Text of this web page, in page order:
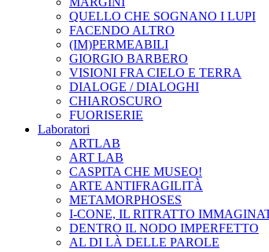
QUELLO CHE SOGNANO I LUPI
FACENDO ALTRO
(IM)PERMEABILI
GIORGIO BARBERO
VISIONI FRA CIELO E TERRA
DIALOGE / DIALOGHI
CHIAROSCURO
FUORISERIE
Laboratori
ARTLAB
ART LAB
CASPITA CHE MUSEO!
ARTE ANTIFRAGILITÀ
METAMORPHOSES
I-CONE, IL RITRATTO
DENTRO IL NODO IMPERFETTO
AL DI LÀ DELLE PAROLE